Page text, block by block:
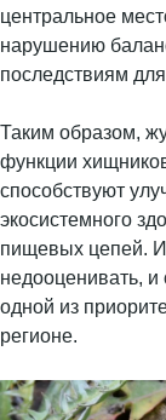
центральное
нарушению
последствиям
Таким образом,
функции
способствуют
экосистемного
пищевых цепей.
недооценивать, и
одной из
регионе.